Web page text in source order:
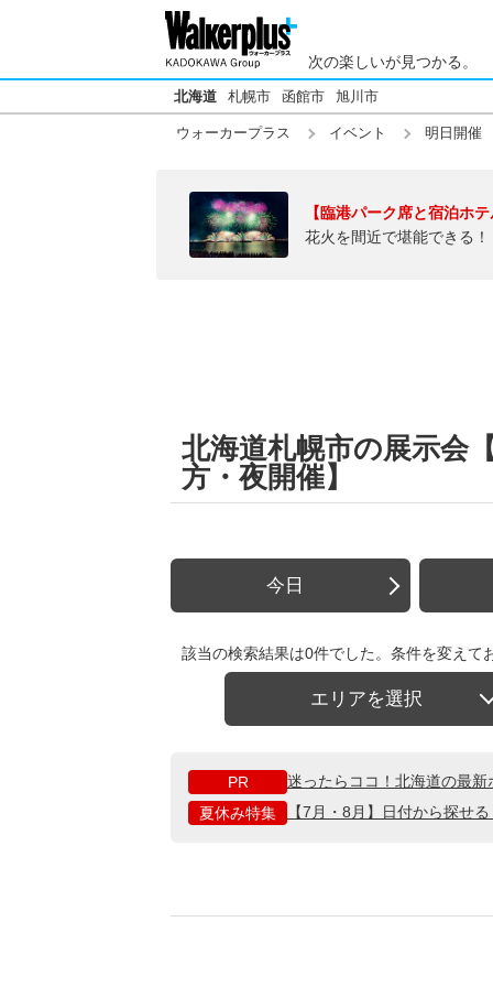
次の楽しいが見つかる。
北海道 札幌市 函館市 旭川市
ウォーカープラス イベント 明日開催
【臨港パーク席と宿泊ホ
花火を間近で堪能できる
北海道札幌市の展示会
方・夜開催】
今日
該当の検索結果は0件でした。条件を変えて
エリアを選択
PR
迷ったらココ！北海道の最
夏休み特集
【7月・8月】日付から探せ